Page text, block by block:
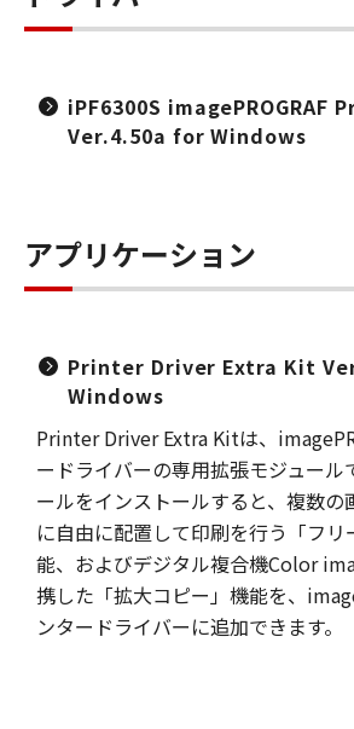
iPF6300S imagePROGRAF
Ver.4.50a for Windows
アプリケーション
Printer Driver Extra Kit
Windows
Printer Driver Extra Kitは、
ードライバーの専用拡張モジュール
ールをインストールすると、複数の
に自由に配置して印刷を行う「フ
能、およびデジタル複合機Color
携した「拡大コピー」機能を、
ンタードライバーに追加できます。